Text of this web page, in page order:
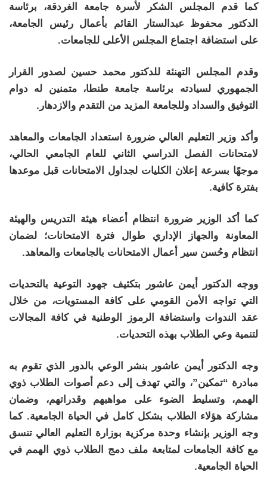
كما قدم المجلس الشكر لأسرة جامعة الغردقة، برئاسة
الدكتور محفوظ عبدالستار القائم بأعمال رئيس الجامعة،
على استضافة اجتماع المجلس الأعلى للجامعات.
وقدم المجلس التهنئة للدكتور محمد حسين لصدور القرار
الجمهوري لسيادته برئاسة جامعة طنطا، متمنين له دوام
التوفيق والسداد وللجامعة المزيد من التقدم والازدهار.
وأكد وزير التعليم العالي ضرورة استعداد الجامعات والمعاهد
لامتحانات الفصل الدراسي الثاني للعام الجامعي الحالي،
موجهًا بسرعة إعلان الكليات لجداول الامتحانات قبل موعدها
بفترة كافية.
كما أكد الوزير ضرورة انتظام أعضاء هيئة التدريس والهيئة
المعاونة والجهاز الإداري طوال فترة الامتحانات؛ لضمان
انتظام وحُسن سير أعمال الامتحانات بالجامعات والمعاهد.
ووجه الدكتور أيمن عاشور بتكثيف جهود التوعية بالتحديات
التي تواجه الأمن القومي على كافة المستويات، من خلال
عقد الندوات واستضافة الرموز الوطنية في كافة المجالات
لتنمية وعي الطلاب بهذه التحديات.
وجه الدكتور أيمن عاشور بنشر الوعي بالدور الذي تقوم به
مبادرة “تمكين”، والتي تهدف إلى دعم أصوات الطلاب ذوي
الهمم، وتسليط الضوء على مواهبهم وقدراتهم، وضمان
مشاركة هؤلاء الطلاب بشكل كامل في الحياة الجامعية. كما
وجه الوزير بإنشاء وحدة مركزية بوزارة التعليم العالي تنسق
مع كافة الجامعات لمتابعة ملف دمج الطلاب ذوي الهمم في
الحياة الجامعية.